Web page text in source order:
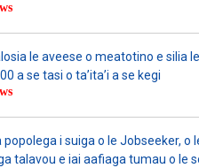
le aveese o meatotino e silia
a se tasi o ta’ita’i a se kegi
popolega i suiga o le Jobseeker, o
talavou e iai aafiaga tumau o le